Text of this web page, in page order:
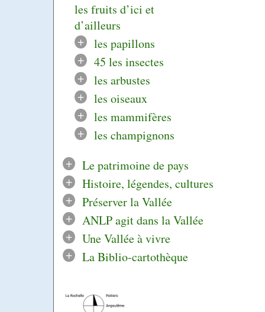
les fruits d’ici et
d’ailleurs
+
les papillons
+
45 les insectes
+
les arbustes
+
les oiseaux
+
les mammifères
+
les champignons
+
Le patrimoine de pays
+
Histoire, légendes, cultures
+
Préserver la Vallée
+
ANLP agit dans la Vallée
+
Une Vallée à vivre
+
La Biblio-cartothèque